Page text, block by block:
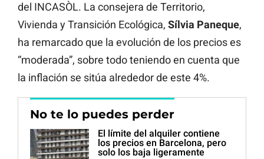
del INCASÒL. La consejera de Territorio,
Vivienda y Transición Ecológica, Sílvia Paneque,
ha remarcado que la evolución de los precios es
“moderada”, sobre todo teniendo en cuenta que
la inflación se sitúa alrededor de este 4%.
No te lo puedes perder
El límite del alquiler contiene
los precios en Barcelona, pero
solo los baja ligeramente